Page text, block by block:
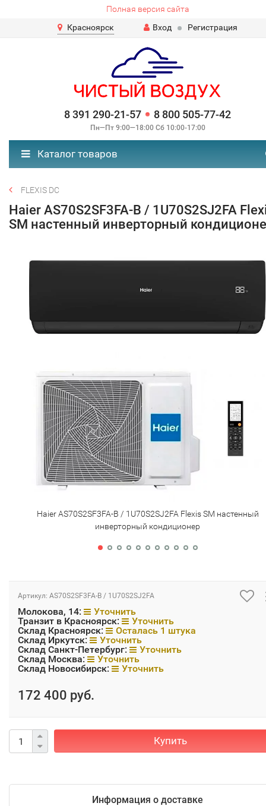
Полная версия сайта
Красноярск
Вход Регистрация
8 391 290-21-57 8 800 505-77-42
Пн—Пт 9:00—18:00 Сб 10:00-17:00
Каталог товаров
FLEXIS DC
Haier AS70S2SF3FA-B / 1U70S2SJ2FA
SM настенный инверторный
Haier AS70S2SF3FA-B / 1U70S2SJ2FA Flexis SM настенный
инверторный кондиционер
Артикул: AS70S2SF3FA-B / 1U70S2SJ2FA
Молокова, 14:
Уточнить
Транзит в Красноярск:
Уточнить
Склад Красноярск:
Осталась 1 штука
Склад Иркутск:
Уточнить
Склад Санкт-Петербург:
Уточнить
Склад Москва:
Уточнить
Склад Новосибирск:
Уточнить
172 400 руб.
Купить
Информация о доставке